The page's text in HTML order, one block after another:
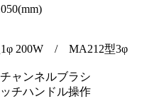
200W / MA212型3φ
ンネルブラシ
ハンドル操作